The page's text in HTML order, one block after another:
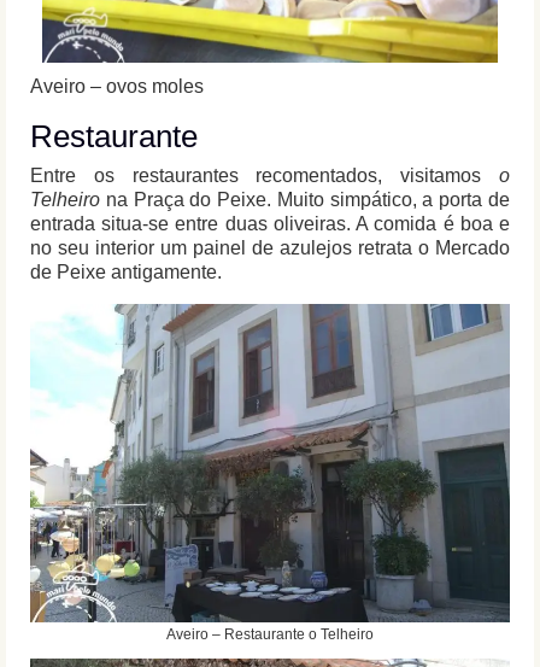
Aveiro – ovos moles
Restaurante
Entre os restaurantes recomentados, visitamos o
Telheiro na Praça do Peixe. Muito simpático, a porta de
entrada situa-se entre duas oliveiras. A comida é boa e
no seu interior um painel de azulejos retrata o Mercado
de Peixe antigamente.
Aveiro – Restaurante o Telheiro